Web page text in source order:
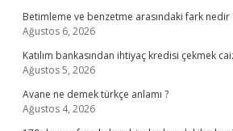
Betimleme ve benzetme arasındaki fark nedir
Ağustos 6, 2026
Katılım bankasından ihtiyaç kredisi çekmek
Ağustos 5, 2026
Avane ne demek türkçe anlamı ?
Ağustos 4, 2026